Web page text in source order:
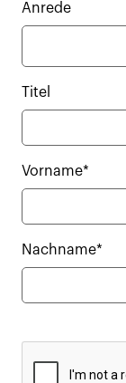
Anrede
Titel
Vorname*
Nachname*